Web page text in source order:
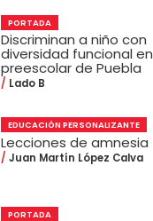
PORTADA
Discriminan a niño con
diversidad funcional en
preescolar de Puebla
Lado B
EDUCACIÓN PERSONALIZANTE
Lecciones de amnesia
Juan Martín López Calva
PORTADA